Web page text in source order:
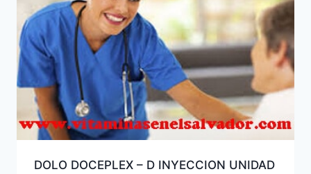
DOLO DOCEPLEX – D INYECCION UNIDAD